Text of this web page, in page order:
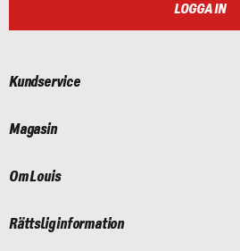
LOGGA IN
Kundservice
Magasin
Om Louis
Rättslig information